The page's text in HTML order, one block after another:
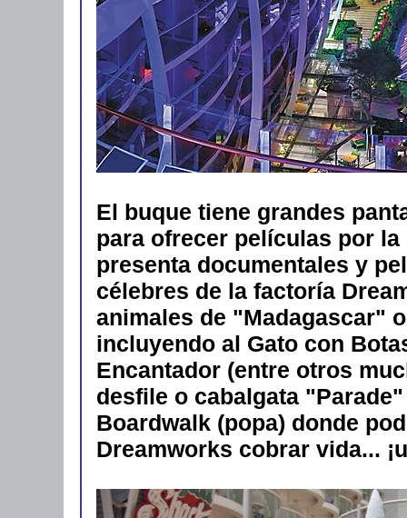
El buque tiene grandes
para ofrecer películas por
presenta documentales y
célebres de la factoría
animales de "Madagascar"
incluyendo al Gato con
Encantador (entre otros
desfile o cabalgata
Boardwalk (popa) donde
Dreamworks cobrar vida...